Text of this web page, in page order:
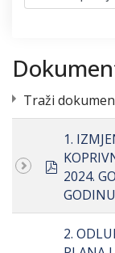
Traži
pdf
1.
2024.
2.